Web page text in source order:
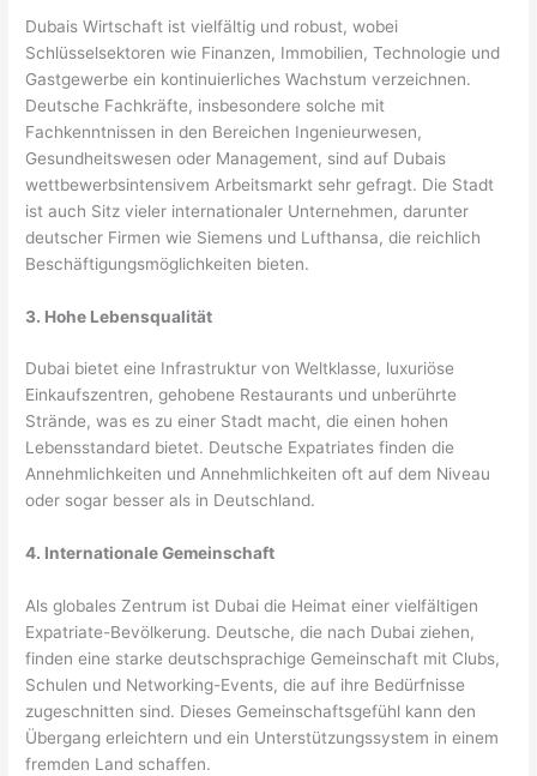
Dubais Wirtschaft ist vielfältig und robust, wobei
Schlüsselsektoren wie Finanzen, Immobilien, Technologie und
Gastgewerbe ein kontinuierliches Wachstum verzeichnen.
Deutsche Fachkräfte, insbesondere solche mit
Fachkenntnissen in den Bereichen Ingenieurwesen,
Gesundheitswesen oder Management, sind auf Dubais
wettbewerbsintensivem Arbeitsmarkt sehr gefragt. Die Stadt
ist auch Sitz vieler internationaler Unternehmen, darunter
deutscher Firmen wie Siemens und Lufthansa, die reichlich
Beschäftigungsmöglichkeiten bieten.
3. Hohe Lebensqualität
Dubai bietet eine Infrastruktur von Weltklasse, luxuriöse
Einkaufszentren, gehobene Restaurants und unberührte
Strände, was es zu einer Stadt macht, die einen hohen
Lebensstandard bietet. Deutsche Expatriates finden die
Annehmlichkeiten und Annehmlichkeiten oft auf dem Niveau
oder sogar besser als in Deutschland.
4. Internationale Gemeinschaft
Als globales Zentrum ist Dubai die Heimat einer vielfältigen
Expatriate-Bevölkerung. Deutsche, die nach Dubai ziehen,
finden eine starke deutschsprachige Gemeinschaft mit Clubs,
Schulen und Networking-Events, die auf ihre Bedürfnisse
zugeschnitten sind. Dieses Gemeinschaftsgefühl kann den
Übergang erleichtern und ein Unterstützungssystem in einem
fremden Land schaffen.